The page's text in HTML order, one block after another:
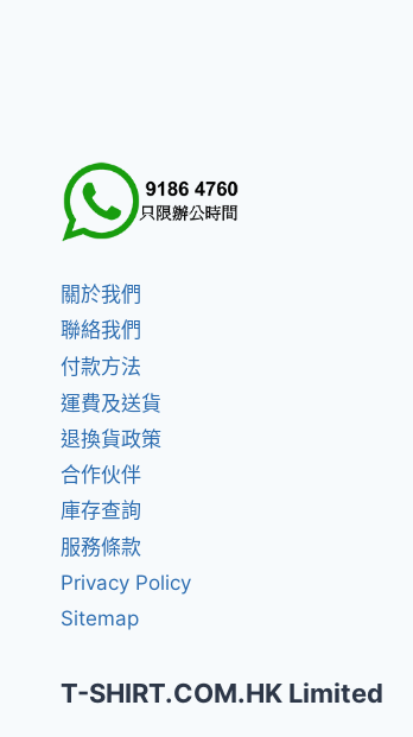
關於我們
聯絡我們
付款方法
運費及送貨
退換貨政策
合作伙伴
庫存查詢
服務條款
Privacy Policy
Sitemap
T-SHIRT.COM.HK Limited